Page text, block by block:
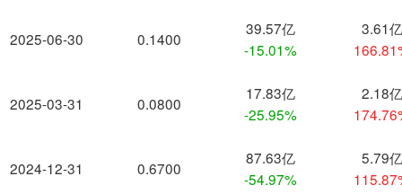
2025-06-30
2025-03-31
2024-12-31
0.1400
39.57亿
-15.01%
3.61亿
0.0800
17.83亿
-25.95%
2.18亿
0.6700
87.63亿
-54.97%
5.79亿